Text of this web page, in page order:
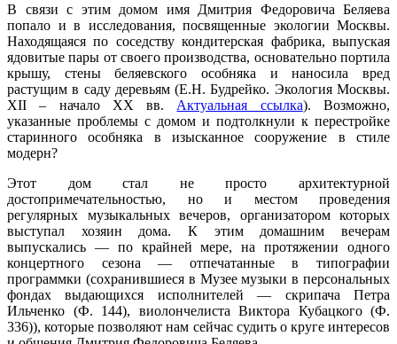
В связи с этим домом имя Дмитрия Федоровича Беляева
попало и в исследования, посвященные экологии Москвы.
Находящаяся по соседству кондитерская фабрика, выпуская
ядовитые пары от своего производства, основательно портила
крышу, стены беляевского особняка и наносила вред
растущим в саду деревьям (Е.Н. Будрейко. Экология Москвы.
XII – начало XX вв. Актуальная ссылка). Возможно,
указанные проблемы с домом и подтолкнули к перестройке
старинного особняка в изысканное сооружение в стиле
модерн?
Этот дом стал не просто архитектурной
достопримечательностью, но и местом проведения
регулярных музыкальных вечеров, организатором которых
выступал хозяин дома. К этим домашним вечерам
выпускались — по крайней мере, на протяжении одного
концертного сезона — отпечатанные в типографии
программки (сохранившиеся в Музее музыки в персональных
фондах выдающихся исполнителей — скрипача Петра
Ильченко (Ф. 144), виолончелиста Виктора Кубацкого (Ф.
336)), которые позволяют нам сейчас судить о круге интересов